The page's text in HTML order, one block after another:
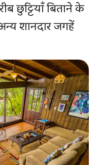
छुट्टियाँ बिताने के
शानदार जगहें